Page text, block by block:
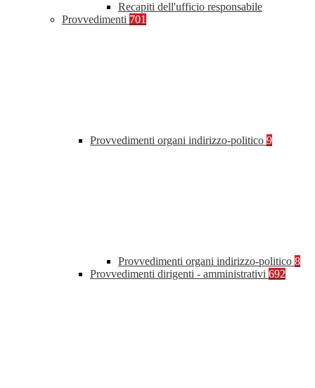
Recapiti dell'ufficio responsabile
Provvedimenti 701
Provvedimenti organi indirizzo-politico 9
Provvedimenti organi indirizzo-politico 8
Provvedimenti dirigenti - amministrativi 692